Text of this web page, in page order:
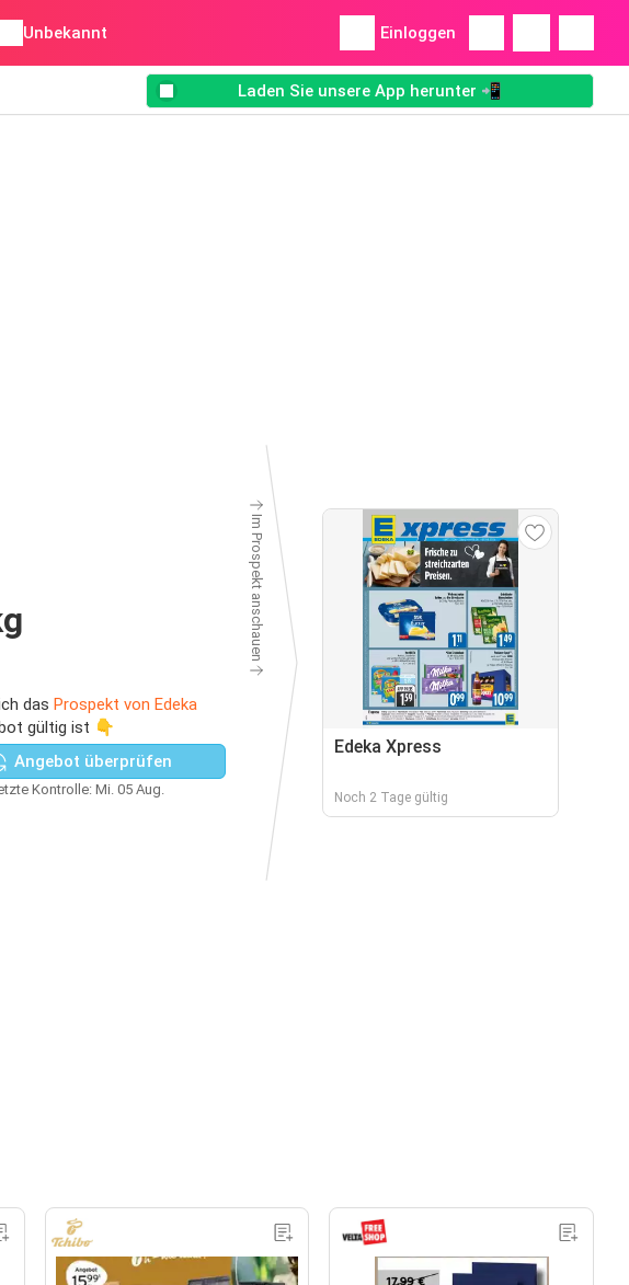
Unbekannt Einloggen
Laden Sie unsere App herunter 📲
das Prospekt von Edeka
gültig ist 👇
Angebot überprüfen
Kontrolle: Mi. 05 Aug.
Im Prospekt anschauen
Edeka Xpress
Noch 2 Tage gültig